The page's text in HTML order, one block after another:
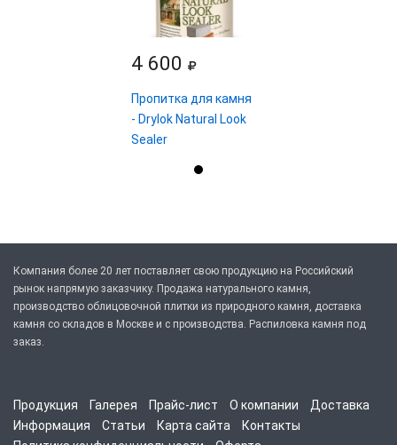
4 600
Пропитка для камня
- Drylok Natural Look
Sealer
Компания более 20 лет поставляет свою продукцию на Российский
рынок напрямую заказчику. Продажа натурального камня,
производство облицовочной плитки из природного камня, доставка
камня со складов в Москве и с производства. Распиловка камня под
заказ.
Продукция Галерея Прайс-лист О компании
Доставка
Информация
Статьи Карта сайта
Контакты